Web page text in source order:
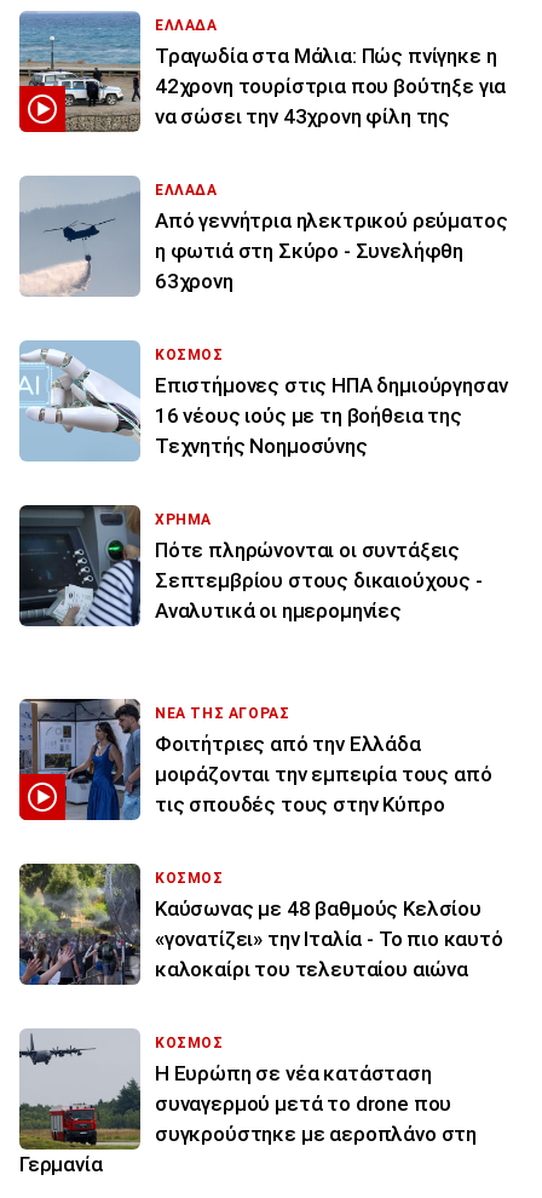
ΕΛΛΑΔΑ
Τραγωδία στα Μάλια: Πώς πνίγηκε η
42χρονη τουρίστρια που βούτηξε για
να σώσει την 43χρονη φίλη της
ΕΛΛΑΔΑ
Από γεννήτρια ηλεκτρικού ρεύματος
η φωτιά στη Σκύρο - Συνελήφθη
63χρονη
ΚΟΣΜΟΣ
Επιστήμονες στις ΗΠΑ δημιούργησαν
16 νέους ιούς με τη βοήθεια της
Τεχνητής Νοημοσύνης
ΧΡΗΜΑ
Πότε πληρώνονται οι συντάξεις
Σεπτεμβρίου στους δικαιούχους -
Αναλυτικά οι ημερομηνίες
ΝΕΑ ΤΗΣ ΑΓΟΡΑΣ
Φοιτήτριες από την Ελλάδα
μοιράζονται την εμπειρία τους από
τις σπουδές τους στην Κύπρο
ΚΟΣΜΟΣ
Καύσωνας με 48 βαθμούς Κελσίου
«γονατίζει» την Ιταλία - Το πιο καυτό
καλοκαίρι του τελευταίου αιώνα
ΚΟΣΜΟΣ
Η Ευρώπη σε νέα κατάσταση
συναγερμού μετά το drone που
συγκρούστηκε με αεροπλάνο στη
Γερμανία